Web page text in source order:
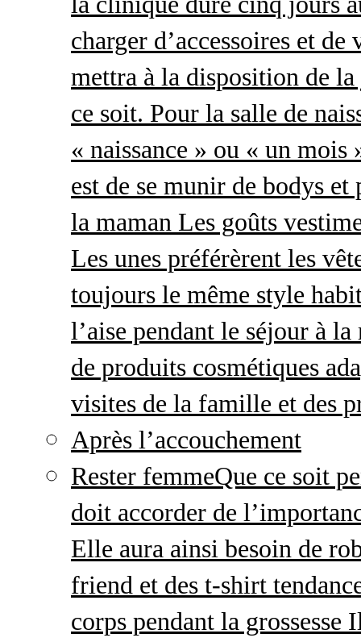
charger d’accessoires et
mettra à la disposition de
ce soit. Pour la salle de
« naissance » ou « un
est de se munir de bodys
la maman Les goûts
Les unes préférèrent les
toujours le même style
l’aise pendant le séjour à
de produits cosmétiques
visites de la famille et des
Après l’accouchement
Rester femmeQue ce soit
doit accorder de
Elle aura ainsi besoin de
friend et des t-shirt
corps pendant la